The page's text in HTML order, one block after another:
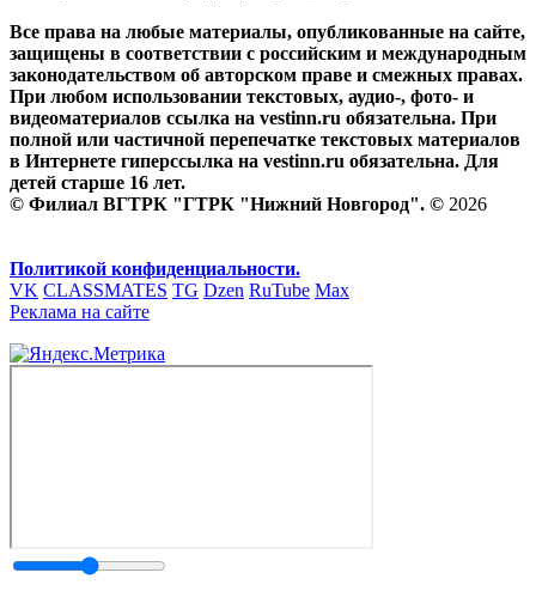
Все права на любые материалы, опубликованные на сайте,
защищены в соответствии с российским и международным
законодательством об авторском праве и смежных правах.
При любом использовании текстовых, аудио-, фото- и
видеоматериалов ссылка на vestinn.ru обязательна. При
полной или частичной перепечатке текстовых материалов
в Интернете гиперссылка на vestinn.ru обязательна. Для
детей старше 16 лет.
© Филиал ВГТРК "ГТРК "Нижний Новгород". © 2026
Политикой конфиденциальности.
VK CLASSMATES TG Dzen RuTube Max
Реклама на сайте